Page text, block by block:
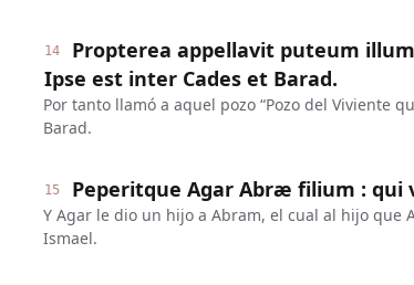
14
Propterea appellavit puteum
Ipse est inter Cades et Barad.
Por tanto llamó a aquel pozo “Pozo del Viviente
Barad.
15 Peperitque Agar Abræ filium : qui
Y Agar le dio un hijo a Abram, el cual al hijo que
Ismael.